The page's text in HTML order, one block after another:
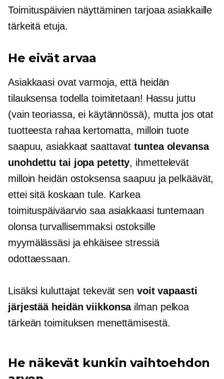
Toimituspäivien näyttäminen tarjoaa asiakkaille
tärkeitä etuja.
He eivät arvaa
Asiakkaasi ovat varmoja, että heidän
tilauksensa todella toimitetaan! Hassu juttu
(vain teoriassa, ei käytännössä), mutta jos otat
tuotteesta rahaa kertomatta, milloin tuote
saapuu, asiakkaat saattavattuntea olevansa
unohdettu tai jopa petetty, ihmettelevät
milloin heidän ostoksensa saapuu ja pelkäävät,
ettei sitä koskaan tule. Karkea
toimituspäiväarvio saa asiakkaasi tuntemaan
olonsa turvallisemmaksi ostoksille
myymälässäsi ja ehkäisee stressiä
odottaessaan.
Lisäksi kuluttajat tekevät sen voit vapaasti
järjestää heidän viikkonsailman pelkoa
tärkeän toimituksen menettämisestä.
He näkevät kunkin vaihtoehdon